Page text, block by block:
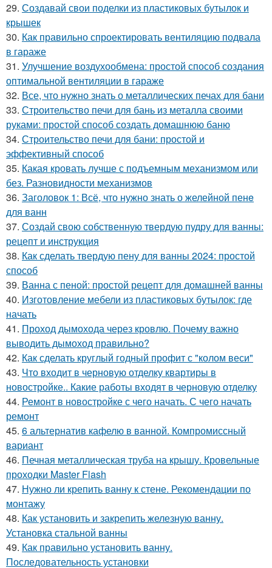
29. Создавай свои поделки из пластиковых бутылок и
крышек
30. Как правильно спроектировать вентиляцию подвала
в гараже
31. Улучшение воздухообмена: простой способ создания
оптимальной вентиляции в гараже
32. Все, что нужно знать о металлических печах для бани
33. Строительство печи для бань из металла своими
руками: простой способ создать домашнюю баню
34. Строительство печи для бани: простой и
эффективный способ
35. Какая кровать лучше с подъемным механизмом или
без. Разновидности механизмов
36. Заголовок 1: Всё, что нужно знать о желейной пенe
для ванн
37. Создай свою собственную твердую пудру для ванны:
рецепт и инструкция
38. Как сделать твердую пену для ванны 2024: простой
способ
39. Ванна с пеной: простой рецепт для домашней ванны
40. Изготовление мебели из пластиковых бутылок: где
начать
41. Проход дымохода через кровлю. Почему важно
выводить дымоход правильно?
42. Как сделать круглый годный профит с "колом веси"
43. Что входит в черновую отделку квартиры в
новостройке.. Какие работы входят в черновую отделку
44. Ремонт в новостройке с чего начать. С чего начать
ремонт
45. 6 альтернатив кафелю в ванной. Компромиссный
вариант
46. Печная металлическая труба на крышу. Кровельные
проходки Master Flash
47. Нужно ли крепить ванну к стене. Рекомендации по
монтажу
48. Как установить и закрепить железную ванну.
Установка стальной ванны
49. Как правильно установить ванну.
Последовательность установки